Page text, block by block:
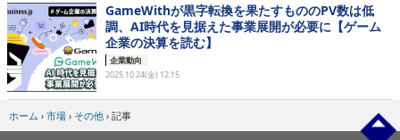
GameWithが黒字転換を果たすもののPV数は低
調、AI時代を見据えた事業展開が必要に【ゲーム
企業の決算を読む】
企業動向
2025.10.24(金) 12:15
ホーム › 市場 › その他 › 記事